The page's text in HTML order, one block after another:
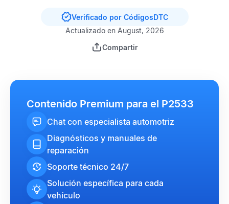
Verificado por CódigosDTC
Actualizado en August, 2026
Compartir
Contenido Premium para el P2533
Chat con especialista automotriz
Diagnósticos y manuales de
reparación
Soporte técnico 24/7
Solución específica para cada
vehículo